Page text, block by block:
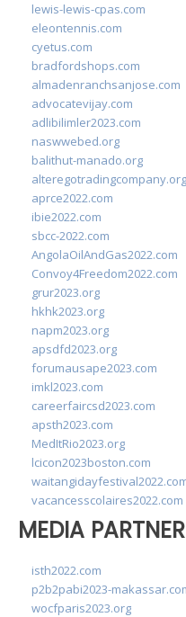
lewis-lewis-cpas.com
eleontennis.com
cyetus.com
bradfordshops.com
almadenranchsanjose.com
advocatevijay.com
adlibilimler2023.com
naswwebed.org
balithut-manado.org
alteregotradingcompany.org
aprce2022.com
ibie2022.com
sbcc-2022.com
AngolaOilAndGas2022.com
Convoy4Freedom2022.com
grur2023.org
hkhk2023.org
napm2023.org
apsdfd2023.org
forumausape2023.com
imkl2023.com
careerfaircsd2023.com
apsth2023.com
MedItRio2023.org
lcicon2023boston.com
vacancesscolaires2022.com
MEDIA
isth2022.com
p2b2pabi2023-
wocfparis2023.org